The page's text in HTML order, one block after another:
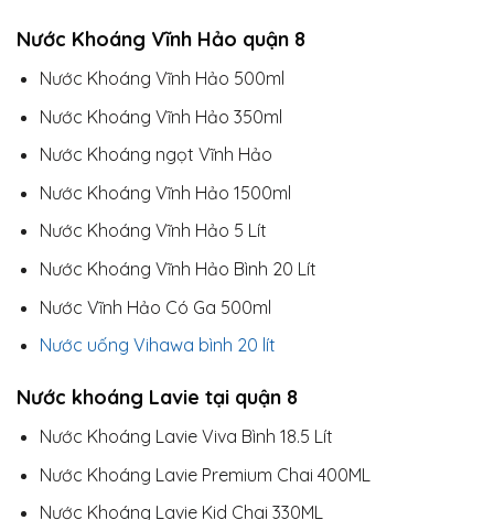
Nước Khoáng Vĩnh Hảo quận 8
Nước Khoáng Vĩnh Hảo 500ml
Nước Khoáng Vĩnh Hảo 350ml
Nước Khoáng ngọt Vĩnh Hảo
Nước Khoáng Vĩnh Hảo 1500ml
Nước Khoáng Vĩnh Hảo 5 Lít
Nước Khoáng Vĩnh Hảo Bình 20 Lít
Nước Vĩnh Hảo Có Ga 500ml
Nước uống Vihawa bình 20 lít
Nước khoáng Lavie tại quận 8
Nước Khoáng Lavie Viva Bình 18.5 Lít
Nước Khoáng Lavie Premium Chai 400ML
Nước Khoáng Lavie Kid Chai 330ML